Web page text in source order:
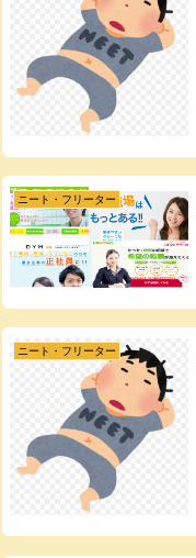
ニート・フリーター
ニート・フリーター